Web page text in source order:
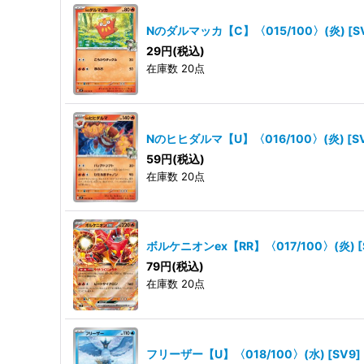
Nのダルマッカ【C】〈015/100〉(炎) [
29円(税込)
在庫数 20点
Nのヒヒダルマ【U】〈016/100〉(炎) [
59円(税込)
在庫数 20点
ボルケニオンex【RR】〈017/100〉(炎) [
79円(税込)
在庫数 20点
フリーザー【U】〈018/100〉(水) [SV9]